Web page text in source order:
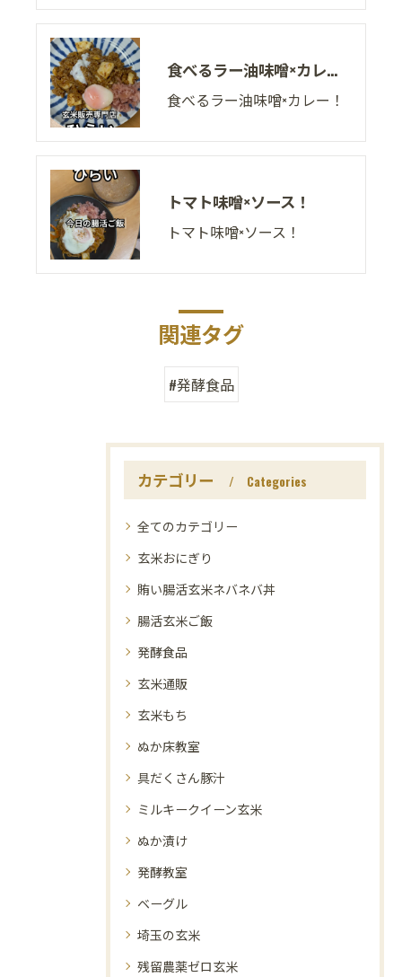
食べるラー油味噌×カレー！
食べるラー油味噌×カレー！
トマト味噌×ソース！
トマト味噌×ソース！
関連タグ
#発酵食品
カテゴリー Categories
全てのカテゴリー
玄米おにぎり
賄い腸活玄米ネバネバ丼
腸活玄米ご飯
発酵食品
玄米通販
玄米もち
ぬか床教室
具だくさん豚汁
ミルキークイーン玄米
ぬか漬け
発酵教室
ベーグル
埼玉の玄米
残留農薬ゼロ玄米